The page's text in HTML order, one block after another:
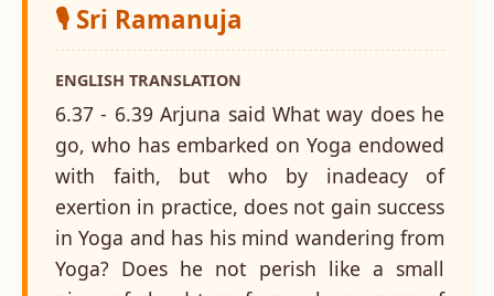
🎙️ Sri Ramanuja
ENGLISH TRANSLATION
6.37 - 6.39 Arjuna said What way does he
go, who has embarked on Yoga endowed
with faith, but who by inadeacy of
exertion in practice, does not gain success
in Yoga and has his mind wandering from
Yoga? Does he not perish like a small